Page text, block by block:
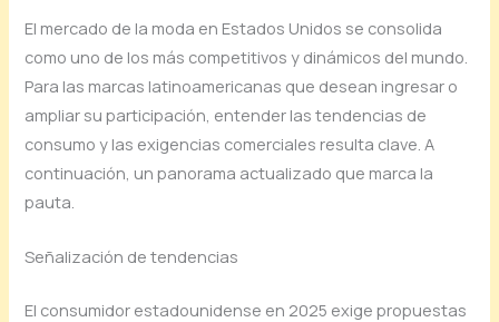
El mercado de la moda en Estados Unidos se consolida
como uno de los más competitivos y dinámicos del mundo.
Para las marcas latinoamericanas que desean ingresar o
ampliar su participación, entender las tendencias de
consumo y las exigencias comerciales resulta clave. A
continuación, un panorama actualizado que marca la
pauta.
Señalización de tendencias
El consumidor estadounidense en 2025 exige propuestas